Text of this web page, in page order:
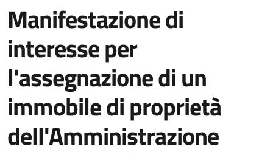
Manifestazione di
interesse per
l'assegnazione di un
immobile di proprietà
dell'Amministrazione